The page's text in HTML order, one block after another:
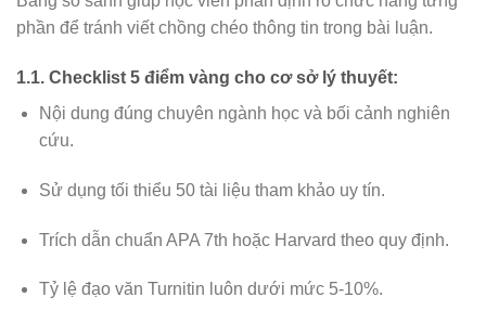
phần để tránh viết chồng chéo thông tin trong bài luận.
1.1. Checklist 5 điểm vàng cho cơ sở lý thuyết:
Nội dung đúng chuyên ngành học và bối cảnh nghiên
cứu.
Sử dụng tối thiểu 50 tài liệu tham khảo uy tín.
Trích dẫn chuẩn APA 7th hoặc Harvard theo quy định.
Tỷ lệ đạo văn Turnitin luôn dưới mức 5-10%.